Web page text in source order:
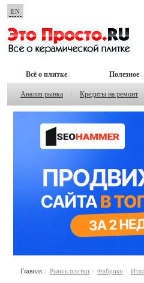
EN
Всё о плитке Полезное
Анализ рынка Кредиты на ремонт
Главная \ Рынок плитки \ Фабрики \